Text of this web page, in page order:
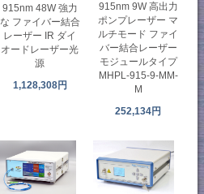
915nm 48W 強力
な ファイバー結合
レーザー IR ダイ
オードレーザー光
源
1,128,308円
915nm 9W 高出力
ポンプレーザー マ
ルチモード ファイ
バー結合レーザー
モジュールタイプ
MHPL-915-9-MM-
M
252,134円